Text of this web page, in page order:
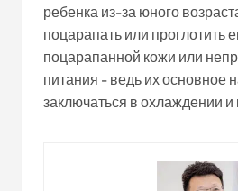
ребенка из-за юного
поцарапать или проглотить
поцарапанной кожи или
питания - ведь их основное
заключаться в охлаждении